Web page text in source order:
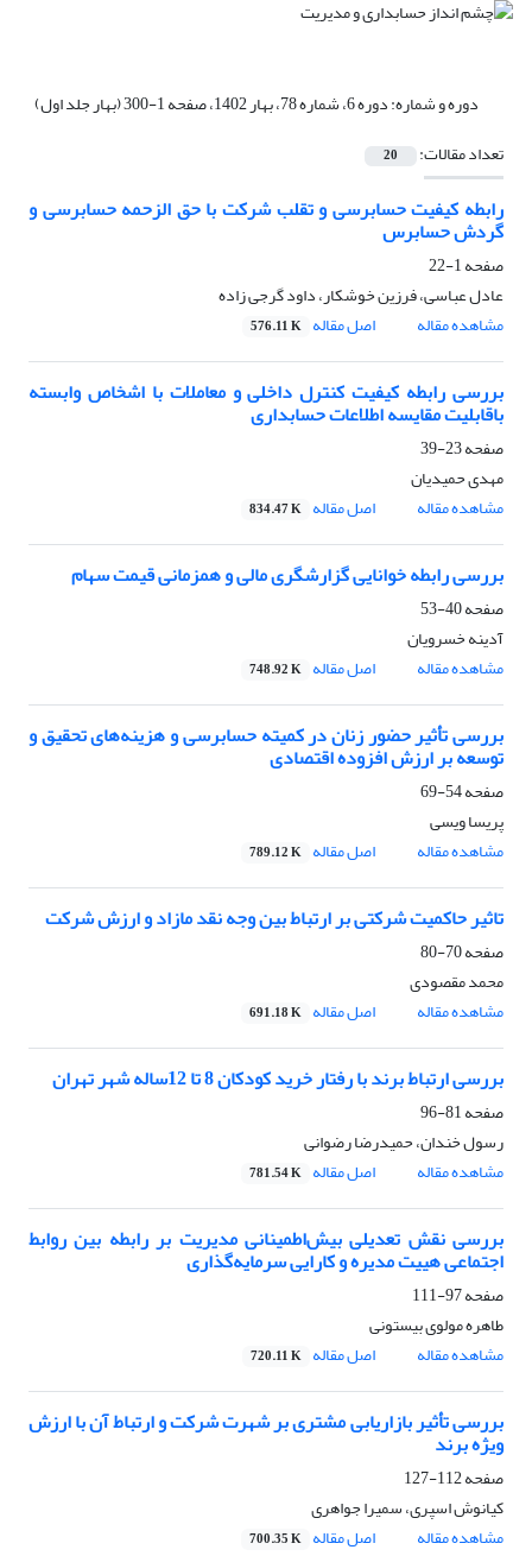
دوره و شماره:دوره 6، شماره 78، بهار 1402، صفحه 1-300 (بهار جلد اول)
تعداد مقالات:
20
رابطه کیفیت حسابرسی و تقلب شرکت با حق الزحمه حسابرسی و
گردش حسابرس
صفحه1-22
عادل عباسی، فرزین خوشکار، داود گرجی زاده
مشاهده مقاله
اصل مقاله 576.11 K
بررسی رابطه کیفیت کنترل داخلی و معاملات با اشخاص وابسته
باقابلیت مقایسه اطلاعات حسابداری
صفحه23-39
مهدی حمیدیان
مشاهده مقاله
اصل مقاله 834.47 K
بررسی رابطه خوانایی گزارشگری مالی و همزمانی قیمت سهام
صفحه40-53
آدینه خسرویان
مشاهده مقاله
اصل مقاله 748.92 K
بررسی تأثیر حضور زنان در کمیته حسابرسی و هزینه‌های تحقیق و
توسعه بر ارزش افزوده اقتصادی
صفحه54-69
پریسا ویسی
مشاهده مقاله
اصل مقاله 789.12 K
تاثیر حاکمیت شرکتی بر ارتباط بین وجه نقد مازاد و ارزش شرکت
صفحه70-80
محمد مقصودی
مشاهده مقاله
اصل مقاله 691.18 K
بررسی ارتباط برند با رفتار خرید کودکان 8 تا 12ساله شهر تهران
صفحه81-96
رسول خندان، حمیدرضا رضوانی
مشاهده مقاله
اصل مقاله 781.54 K
بررسی نقش تعدیلی بیش‌اطمینانی مدیریت بر رابطه بین روابط
اجتماعی هییت مدیره و کارایی سرمایه‌گذاری
صفحه97-111
طاهره مولوی بیستونی
مشاهده مقاله
اصل مقاله 720.11 K
بررسی تأثیر بازاریابی مشتری بر شهرت شرکت و ارتباط آن با ارزش
ویژه برند
صفحه112-127
کیانوش اسپری، سمیرا جواهری
مشاهده مقاله
اصل مقاله 700.35 K